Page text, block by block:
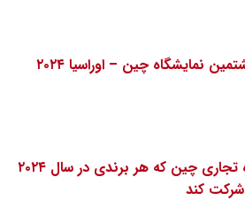
نمایشگاه چین – اوراسیا ۲۰۲۴
۹ نمایشگاه تجاری چین که هر برندی در سال ۲۰۲۴
شرکت کند